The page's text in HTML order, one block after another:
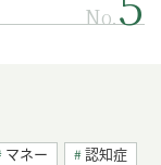
No.
マネー
認知症